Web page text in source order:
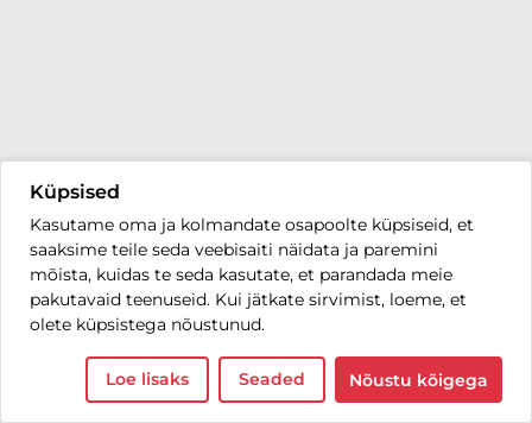
Küpsised
Kasutame oma ja kolmandate osapoolte küpsiseid, et
saaksime teile seda veebisaiti näidata ja paremini
mõista, kuidas te seda kasutate, et parandada meie
pakutavaid teenuseid. Kui jätkate sirvimist, loeme, et
olete küpsistega nõustunud.
Loe lisaks Seaded Nõustu kõigega